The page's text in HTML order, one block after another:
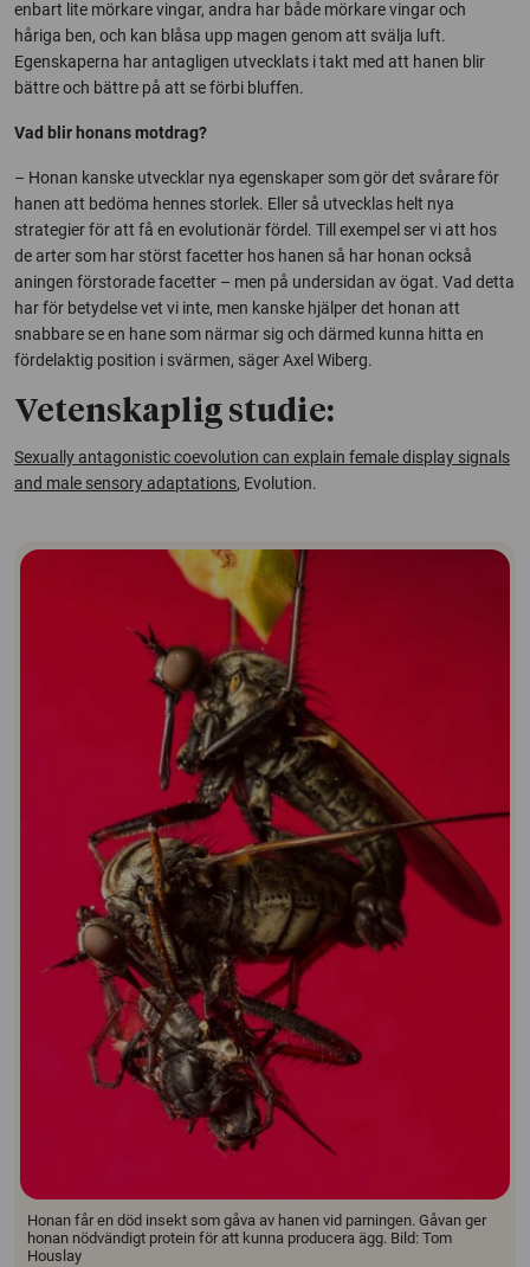
enbart lite mörkare vingar, andra har både mörkare vingar och
håriga ben, och kan blåsa upp magen genom att svälja luft.
Egenskaperna har antagligen utvecklats i takt med att hanen blir
bättre och bättre på att se förbi bluffen.
Vad blir honans motdrag?
– Honan kanske utvecklar nya egenskaper som gör det svårare för
hanen att bedöma hennes storlek. Eller så utvecklas helt nya
strategier för att få en evolutionär fördel. Till exempel ser vi att hos
de arter som har störst facetter hos hanen så har honan också
aningen förstorade facetter – men på undersidan av ögat. Vad detta
har för betydelse vet vi inte, men kanske hjälper det honan att
snabbare se en hane som närmar sig och därmed kunna hitta en
fördelaktig position i svärmen, säger Axel Wiberg.
Vetenskaplig studie:
Sexually antagonistic coevolution can explain female display signals
and male sensory adaptations, Evolution.
Honan får en död insekt som gåva av hanen vid parningen. Gåvan ger
honan nödvändigt protein för att kunna producera ägg. Bild: Tom
Houslay